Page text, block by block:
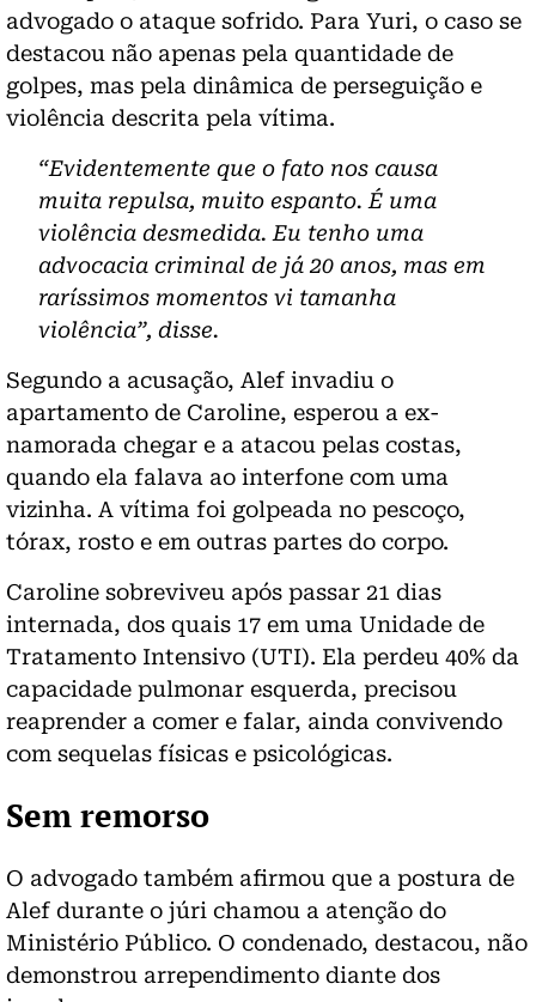
advogado o ataque sofrido. Para Yuri, o caso se
destacou não apenas pela quantidade de
golpes, mas pela dinâmica de perseguição e
violência descrita pela vítima.
“Evidentemente que o fato nos causa
muita repulsa, muito espanto. É uma
violência desmedida. Eu tenho uma
advocacia criminal de já 20 anos, mas em
raríssimos momentos vi tamanha
violência”, disse.
Segundo a acusação, Alef invadiu o
apartamento de Caroline, esperou a ex-
namorada chegar e a atacou pelas costas,
quando ela falava ao interfone com uma
vizinha. A vítima foi golpeada no pescoço,
tórax, rosto e em outras partes do corpo.
Caroline sobreviveu após passar 21 dias
internada, dos quais 17 em uma Unidade de
Tratamento Intensivo (UTI). Ela perdeu 40% da
capacidade pulmonar esquerda, precisou
reaprender a comer e falar, ainda convivendo
com sequelas físicas e psicológicas.
Sem remorso
O advogado também afirmou que a postura de
Alef durante o júri chamou a atenção do
Ministério Público. O condenado, destacou, não
demonstrou arrependimento diante dos